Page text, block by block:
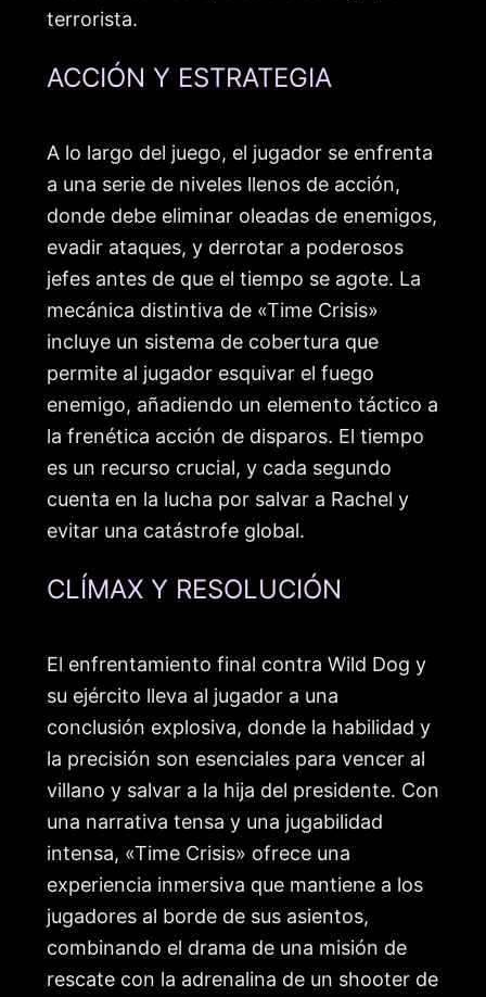
terrorista.
ACCIÓN Y ESTRATEGIA
A lo largo del juego, el jugador se enfrenta
a una serie de niveles llenos de acción,
donde debe eliminar oleadas de enemigos,
evadir ataques, y derrotar a poderosos
jefes antes de que el tiempo se agote. La
mecánica distintiva de «Time Crisis»
incluye un sistema de cobertura que
permite al jugador esquivar el fuego
enemigo, añadiendo un elemento táctico a
la frenética acción de disparos. El tiempo
es un recurso crucial, y cada segundo
cuenta en la lucha por salvar a Rachel y
evitar una catástrofe global.
CLÍMAX Y RESOLUCIÓN
El enfrentamiento final contra Wild Dog y
su ejército lleva al jugador a una
conclusión explosiva, donde la habilidad y
la precisión son esenciales para vencer al
villano y salvar a la hija del presidente. Con
una narrativa tensa y una jugabilidad
intensa, «Time Crisis» ofrece una
experiencia inmersiva que mantiene a los
jugadores al borde de sus asientos,
combinando el drama de una misión de
rescate con la adrenalina de un shooter de